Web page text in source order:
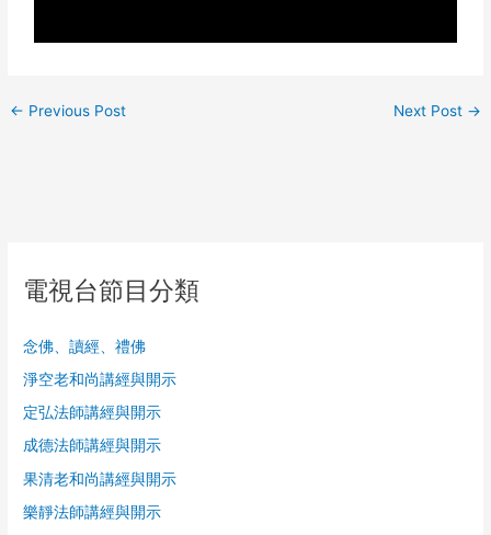
← Previous Post Next Post →
電視台節目分類
念佛、讀經、禮佛
淨空老和尚講經與開示
定弘法師講經與開示
成德法師講經與開示
果清老和尚講經與開示
樂靜法師講經與開示